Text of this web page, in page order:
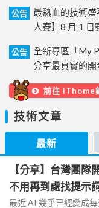
公告
最熱血的技術
人賽】8 月 1 日
公告
全新專區「My
分享最真實的開
前往 iThome
技術文章
最新
【分享】台灣團
不用再到處找提示
最近 AI 幾乎已經變成